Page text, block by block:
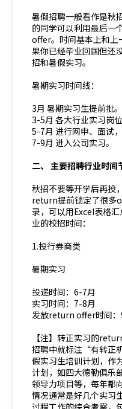
暑假招聘一般看作是秋
的同学可以利用最后一
offer。时间基本上和上
果你已经毕业回国但还
招和暑假实习。
暑期实习时间线：
3月 暑期实习生提前批。
3-5月 各大行业实习岗位
5-7月 进行网申、面试
7-9月 进入公司实习。
二、 主要招聘行业时间
秋招不要等开学后再投
return提前锁定了很多
录，可以用Excel表格
业的校招时间：
1.投行券商类
暑期实习
投递时间：6-7月
实习时间：7-8月
发放return offer时间：
【注】转正实习的
招聘中就标注“有转正
假实习生培训计划，
计划，如四大德勤俱乐
领导力项目等，每年都
情况通常是好几个实习
过程工作的综合考察，